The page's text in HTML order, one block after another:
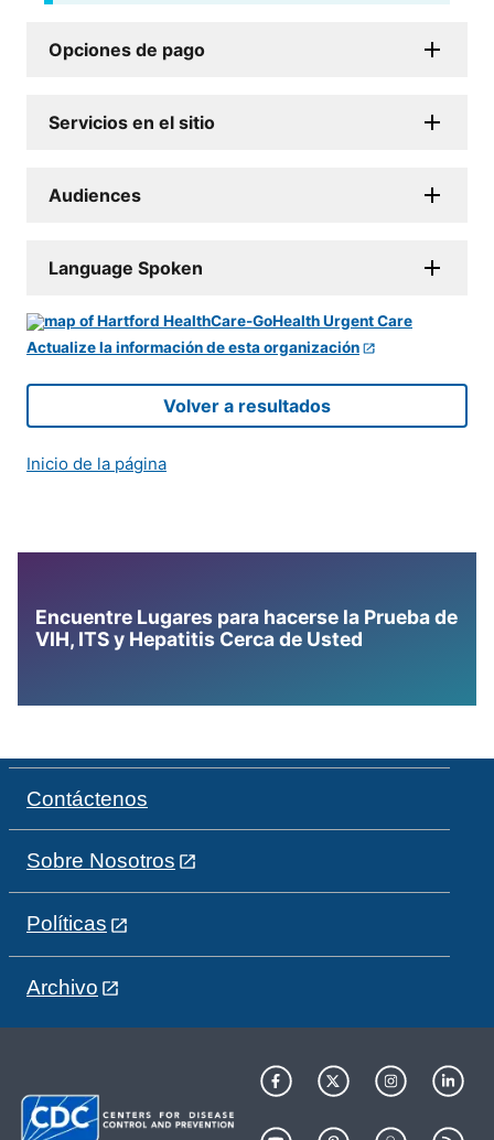
Opciones de pago
Servicios en el sitio
Audiences
Language Spoken
Actualize la información de esta organización
Volver a resultados
Inicio de la página
Encuentre Lugares para hacerse la Prueba de
VIH, ITS y Hepatitis Cerca de Usted
Contáctenos
Sobre Nosotros
Políticas
Archivo